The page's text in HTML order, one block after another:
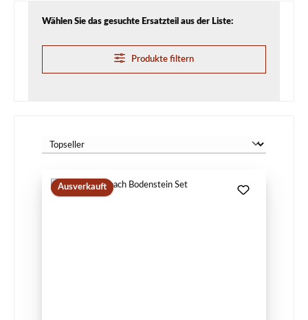
Wählen Sie das gesuchte Ersatzteil aus der Liste:
Produkte filtern
Ausverkauft